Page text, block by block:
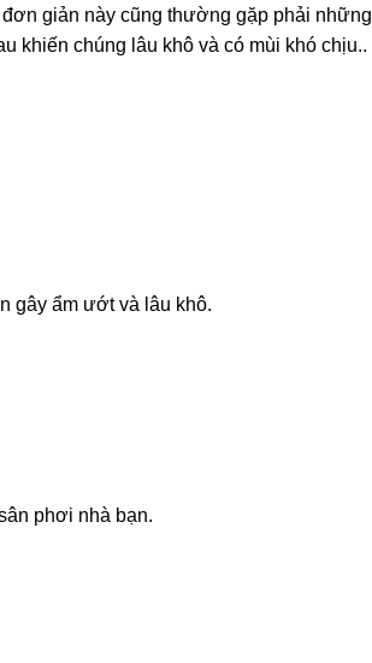
giản này cũng thường gặp phải những
khiến chúng lâu khô và có mùi khó chịu..
gây ẩm ướt và lâu khô.
phơi nhà bạn.